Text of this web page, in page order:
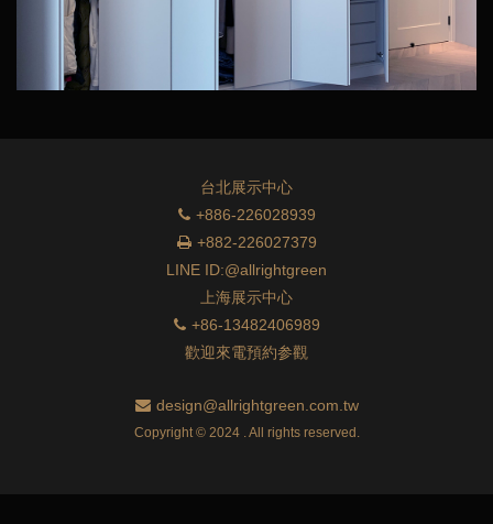
台北展示中心
+886-226028939
+882-226027379
LINE ID:@allrightgreen
上海展示中心
+86-13482406989
歡迎來電預約参觀
design@allrightgreen.com.tw
Copyright © 2024 . All rights reserved.